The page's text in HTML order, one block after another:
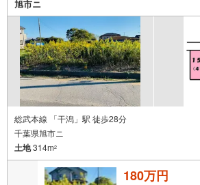
旭市ニ
総武本線 「干潟」駅 徒歩28分
千葉県旭市ニ
土地314m2
180万円